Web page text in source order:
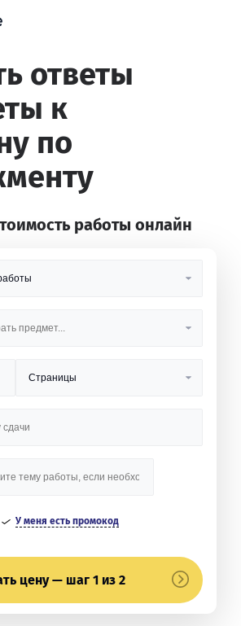
ответы
к
по
работы онлайн
У меня есть промокод
цену — шаг 1 из 2